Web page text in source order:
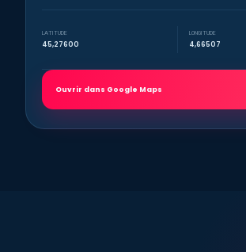
LATITUDE
45,27600
LONGITUDE
4,66507
Ouvrir dans Google Maps